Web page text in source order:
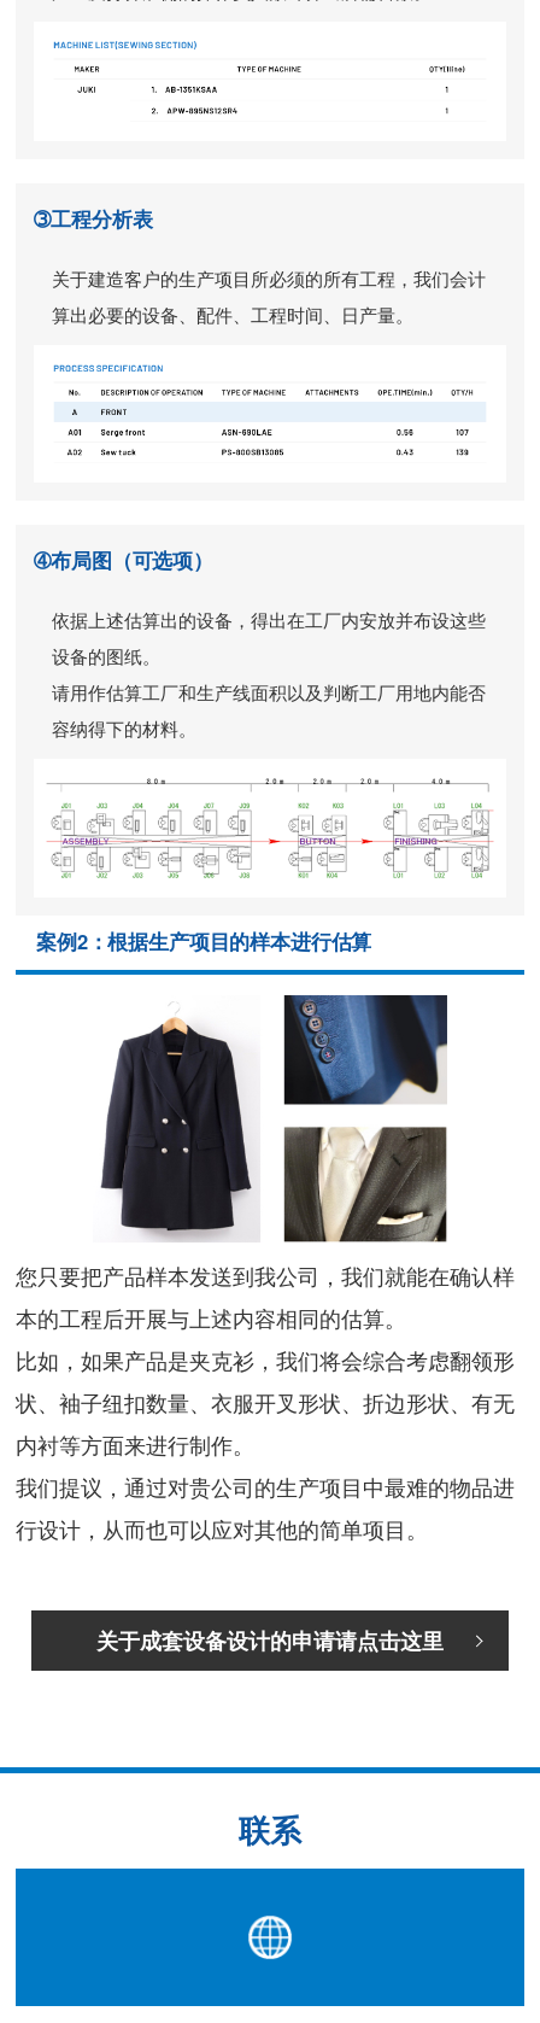
➂工程分析表
关于建造客户的生产项目所必须的所有工程，我们会计
算出必要的设备、配件、工程时间、日产量。
➃布局图 （可选项）
依据上述估算出的设备，得出在工厂内安放并布设这些
设备的图纸。
请用作估算工厂和生产线面积以及判断工厂用地内能否
容纳得下的材料。
案例2：根据生产项目的样本进行估算
您只要把产品样本发送到我公司，我们就能在确认样
本的工程后开展与上述内容相同的估算。
比如，如果产品是夹克衫，我们将会综合考虑翻领形
状、袖子纽扣数量、衣服开叉形状、折边形状、有无
内衬等方面来进行制作。
我们提议，通过对贵公司的生产项目中最难的物品进
行设计，从而也可以应对其他的简单项目。
关于成套设备设计的申请请点击这里
联系